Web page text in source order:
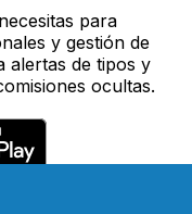
para
y gestión de
alertas de tipos y
ocultas.